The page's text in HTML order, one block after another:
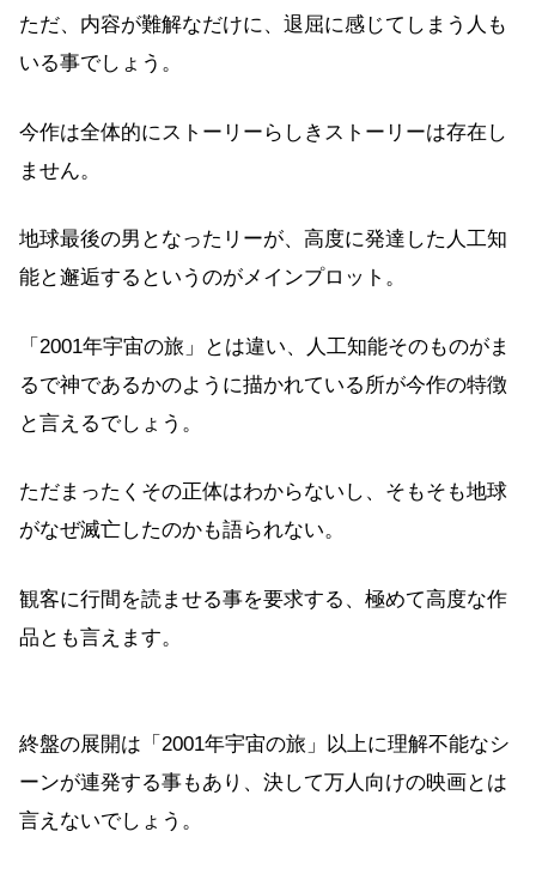
ただ、内容が難解なだけに、退屈に感じてしまう人も
いる事でしょう。
今作は全体的にストーリーらしきストーリーは存在し
ません。
地球最後の男となったリーが、高度に発達した人工知
能と邂逅するというのがメインプロット。
「2001年宇宙の旅」とは違い、人工知能そのものがま
るで神であるかのように描かれている所が今作の特徴
と言えるでしょう。
ただまったくその正体はわからないし、そもそも地球
がなぜ滅亡したのかも語られない。
観客に行間を読ませる事を要求する、極めて高度な作
品とも言えます。
終盤の展開は「2001年宇宙の旅」以上に理解不能なシ
ーンが連発する事もあり、決して万人向けの映画とは
言えないでしょう。